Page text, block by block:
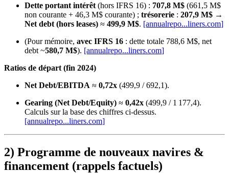
Dette portant intérêt (hors IFRS 16) : 707,8 M$ (661,5 M$
non courante + 46,3 M$ courante) ; trésorerie : 207,9 M$ →
Net debt (hors leases) ≈ 499,9 M$. [annualrepo...liners.com]
(Pour mémoire, avec IFRS 16 : dette totale 788,6 M$, net
debt ~580,7 M$). [annualrepo...liners.com]
Ratios de départ (fin 2024)
Net Debt/EBITDA ≈ 0,72x (499,9 / 692,1).
Gearing (Net Debt/Equity) ≈ 0,42x (499,9 / 1 177,4).
Calculs sur la base des chiffres ci‑dessus.
[annualrepo...liners.com]
2) Programme de nouveaux navires &
financement (rappels factuels)